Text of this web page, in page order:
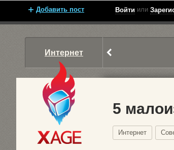
Добавить пост Войти или
Интернет
5
Интернет